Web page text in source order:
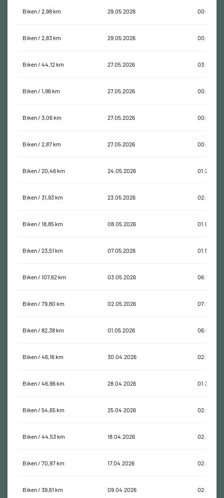
Biken / 2,98 km 29.05.2026 00:11:10
Biken / 2,83 km 29.05.2026 00:08:01
Biken / 44,12 km 27.05.2026 03:15:29
Biken / 1,96 km 27.05.2026 00:06:26
Biken / 3,06 km 27.05.2026 00:10:19
Biken / 2,87 km 27.05.2026 00:08:20
Biken / 20,46 km 24.05.2026 01:24:11
Biken / 31,93 km 23.05.2026 02:26:05
Biken / 18,85 km 08.05.2026 01:04:31
Biken / 23,51 km 07.05.2026 01:51:37
Biken / 107,62 km 03.05.2026 06:24:54
Biken / 79,80 km 02.05.2026 07:24:11
Biken / 82,38 km 01.05.2026 06:59:21
Biken / 46,16 km 30.04.2026 02:36:05
Biken / 46,96 km 28.04.2026 01:34:54
Biken / 54,65 km 25.04.2026 02:13:28
Biken / 44,53 km 18.04.2026 02:28:57
Biken / 70,97 km 17.04.2026 02:48:40
Biken / 39,61 km 09.04.2026 02:14:09